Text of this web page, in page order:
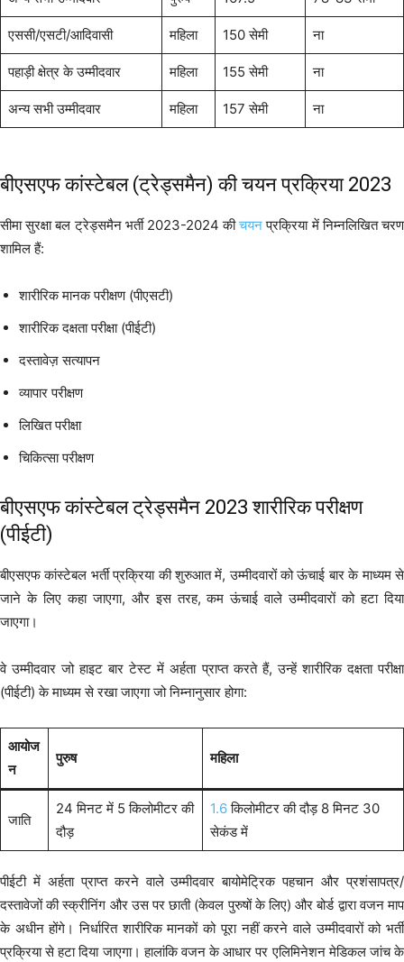
एससी/एसटी/आदिवासी महिला 150 सेमी ना
पहाड़ी क्षेत्र के उम्मीदवार महिला 155 सेमी ना
अन्य सभी उम्मीदवार महिला 157 सेमी ना
बीएसएफ कांस्टेबल (ट्रेड्समैन) की चयन प्रक्रिया 2023
सीमा सुरक्षा बल ट्रेड्समैन भर्ती 2023-2024 कीचयनप्रक्रिया में निम्नलिखित चरण
शामिल हैं:
शारीरिक मानक परीक्षण (पीएसटी)
शारीरिक दक्षता परीक्षा (पीईटी)
दस्तावेज़ सत्यापन
व्यापार परीक्षण
लिखित परीक्षा
चिकित्सा परीक्षण
बीएसएफ कांस्टेबल ट्रेड्समैन 2023 शारीरिक परीक्षण
(पीईटी)
बीएसएफ कांस्टेबल भर्ती प्रक्रिया की शुरुआत में, उम्मीदवारों को ऊंचाई बार के माध्यम से
जाने के लिए कहा जाएगा, और इस तरह, कम ऊंचाई वाले उम्मीदवारों को हटा दिया
जाएगा।
वे उम्मीदवार जो हाइट बार टेस्ट में अर्हता प्राप्त करते हैं, उन्हें शारीरिक दक्षता परीक्षा
(पीईटी) के माध्यम से रखा जाएगा जो निम्नानुसार होगा:
आयोज
न
पुरुष महिला
जाति
24 मिनट में 5 किलोमीटर की
दौड़
1.6किलोमीटर की दौड़ 8 मिनट 30
सेकंड में
पीईटी में अर्हता प्राप्त करने वाले उम्मीदवार बायोमेट्रिक पहचान और प्रशंसापत्र/
दस्तावेजों की स्क्रीनिंग और उस पर छाती (केवल पुरुषों के लिए) और बोर्ड द्वारा वजन माप
के अधीन होंगे। निर्धारित शारीरिक मानकों को पूरा नहीं करने वाले उम्मीदवारों को भर्ती
प्रक्रिया से हटा दिया जाएगा। हालांकि वजन के आधार पर एलिमिनेशन मेडिकल जांच के